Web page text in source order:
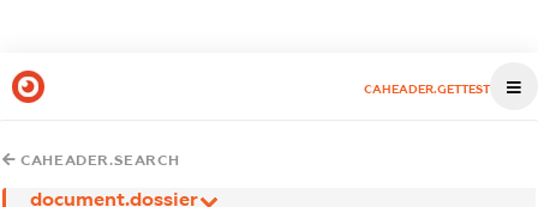
CAHEADER.GETTEST
CAHEADER.SEARCH
document.dossier